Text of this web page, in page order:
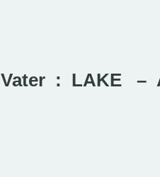
Vater : LAKE